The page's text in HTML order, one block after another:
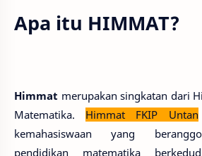
Apa itu HIMMAT?
Himmat merupakan singkatan dari
Matematika. Himmat FKIP Untan
kemahasiswaan yang
pendidikan matematika